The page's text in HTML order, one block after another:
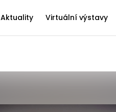
Aktuality Virtuální výstavy